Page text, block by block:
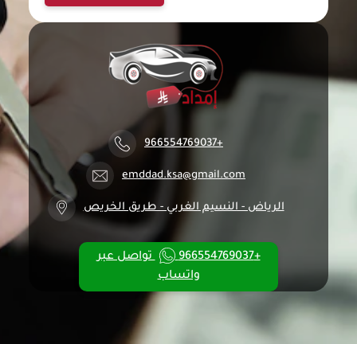
+966554769037
emddad.ksa@gmail.com
الرياض - النسيم الغربي - طريق الخريص
+966554769037
تواصل عبر
واتساب